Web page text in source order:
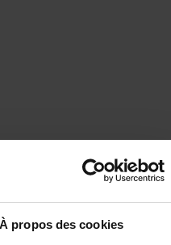
À propos des cookies